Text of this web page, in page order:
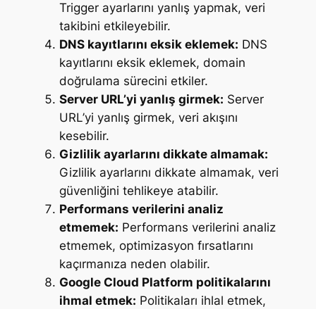
Trigger ayarlarını yanlış yapmak, veri
takibini etkileyebilir.
DNS kayıtlarını eksik eklemek: DNS
kayıtlarını eksik eklemek, domain
doğrulama sürecini etkiler.
Server URL’yi yanlış girmek: Server
URL’yi yanlış girmek, veri akışını
kesebilir.
Gizlilik ayarlarını dikkate almamak:
Gizlilik ayarlarını dikkate almamak, veri
güvenliğini tehlikeye atabilir.
Performans verilerini analiz
etmemek: Performans verilerini analiz
etmemek, optimizasyon fırsatlarını
kaçırmanıza neden olabilir.
Google Cloud Platform politikalarını
ihmal etmek: Politikaları ihlal etmek,